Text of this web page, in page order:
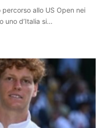
allo US Open nei
uno d’Italia si…